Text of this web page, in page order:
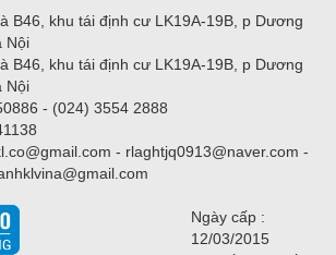
B46, khu tái định cư LK19A-19B, p Dương
Nội
B46, khu tái định cư LK19A-19B, p Dương
Nội
- (024) 3554 2888
- rlaghtjq0913@naver.com -
Ngày cấp :
12/03/2015